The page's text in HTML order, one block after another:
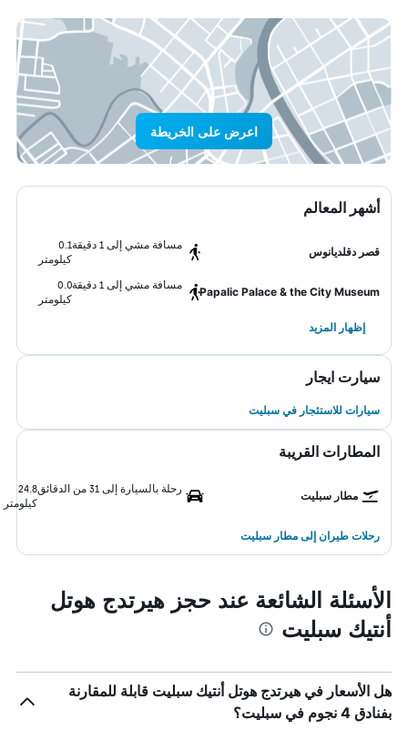
اعرض على الخريطة
أشهر المعالم
قصر دقلديانوس
مسافة مشي إلى 1 دقيقة
0.1
كيلومتر
Papalic Palace & the City Museum
مسافة مشي إلى 1 دقيقة
0.0
كيلومتر
إظهار المزيد
سيارت ايجار
سيارات للاستئجار في سبليت
المطارات القريبة
مطار سبليت
رحلة بالسيارة إلى 31 من الدقائق
24.8
كيلومتر
رحلات طيران إلى مطار سبليت
الأسئلة الشائعة عند حجز هيرتدج هوتل
أنتيك سبليت
هل الأسعار في هيرتدج هوتل أنتيك سبليت قابلة للمقارنة
بفنادق 4 نجوم في سبليت؟